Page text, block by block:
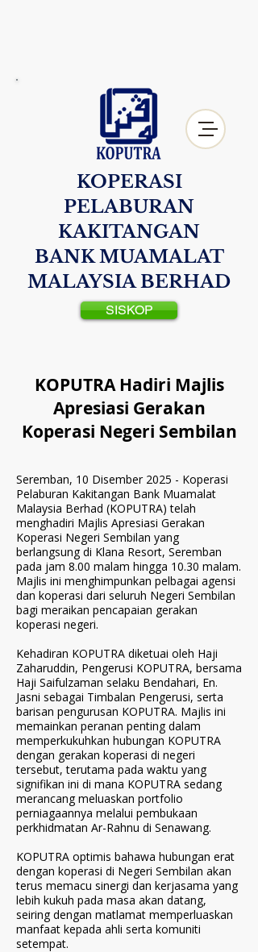
KOPERASI
PELABURAN
KAKITANGAN
BANK MUAMALAT
MALAYSIA BERHAD
SISKOP
KOPUTRA Hadiri Majlis
Apresiasi Gerakan
Koperasi Negeri Sembilan
Seremban, 10 Disember 2025 - Koperasi
Pelaburan Kakitangan Bank Muamalat
Malaysia Berhad (KOPUTRA) telah
menghadiri Majlis Apresiasi Gerakan
Koperasi Negeri Sembilan yang
berlangsung di Klana Resort, Seremban
pada jam 8.00 malam hingga 10.30 malam.
Majlis ini menghimpunkan pelbagai agensi
dan koperasi dari seluruh Negeri Sembilan
bagi meraikan pencapaian gerakan
koperasi negeri.
Kehadiran KOPUTRA diketuai oleh Haji
Zaharuddin, Pengerusi KOPUTRA, bersama
Haji Saifulzaman selaku Bendahari, En.
Jasni sebagai Timbalan Pengerusi, serta
barisan pengurusan KOPUTRA. Majlis ini
memainkan peranan penting dalam
memperkukuhkan hubungan KOPUTRA
dengan gerakan koperasi di negeri
tersebut, terutama pada waktu yang
signifikan ini di mana KOPUTRA sedang
merancang meluaskan portfolio
perniagaannya melalui pembukaan
perkhidmatan Ar-Rahnu di Senawang.
KOPUTRA optimis bahawa hubungan erat
dengan koperasi di Negeri Sembilan akan
terus memacu sinergi dan kerjasama yang
lebih kukuh pada masa akan datang,
seiring dengan matlamat memperluaskan
manfaat kepada ahli serta komuniti
setempat.